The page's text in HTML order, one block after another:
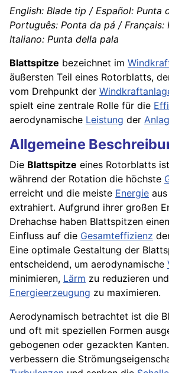
English: Blade tip / Español: Punta
Português: Ponta da pá /
Italiano: Punta della pala
Blattspitze bezeichnet im
äußersten Teil eines Rotorblatts,
vom Drehpunkt der
spielt eine zentrale Rolle für die
aerodynamische Leistung der
Allgemeine
Die Blattspitze eines Rotorblatts
während der Rotation die höchste
erreicht und die meiste Energie
extrahiert. Aufgrund ihrer großen
Drehachse haben Blattspitzen
Einfluss auf die Gesamteffizienz
Eine optimale Gestaltung der
entscheidend, um aerodynamische
minimieren, Lärm zu reduzieren
Energieerzeugung zu maximieren.
Aerodynamisch betrachtet ist die
und oft mit speziellen Formen
gebogenen oder gezackten
verbessern die